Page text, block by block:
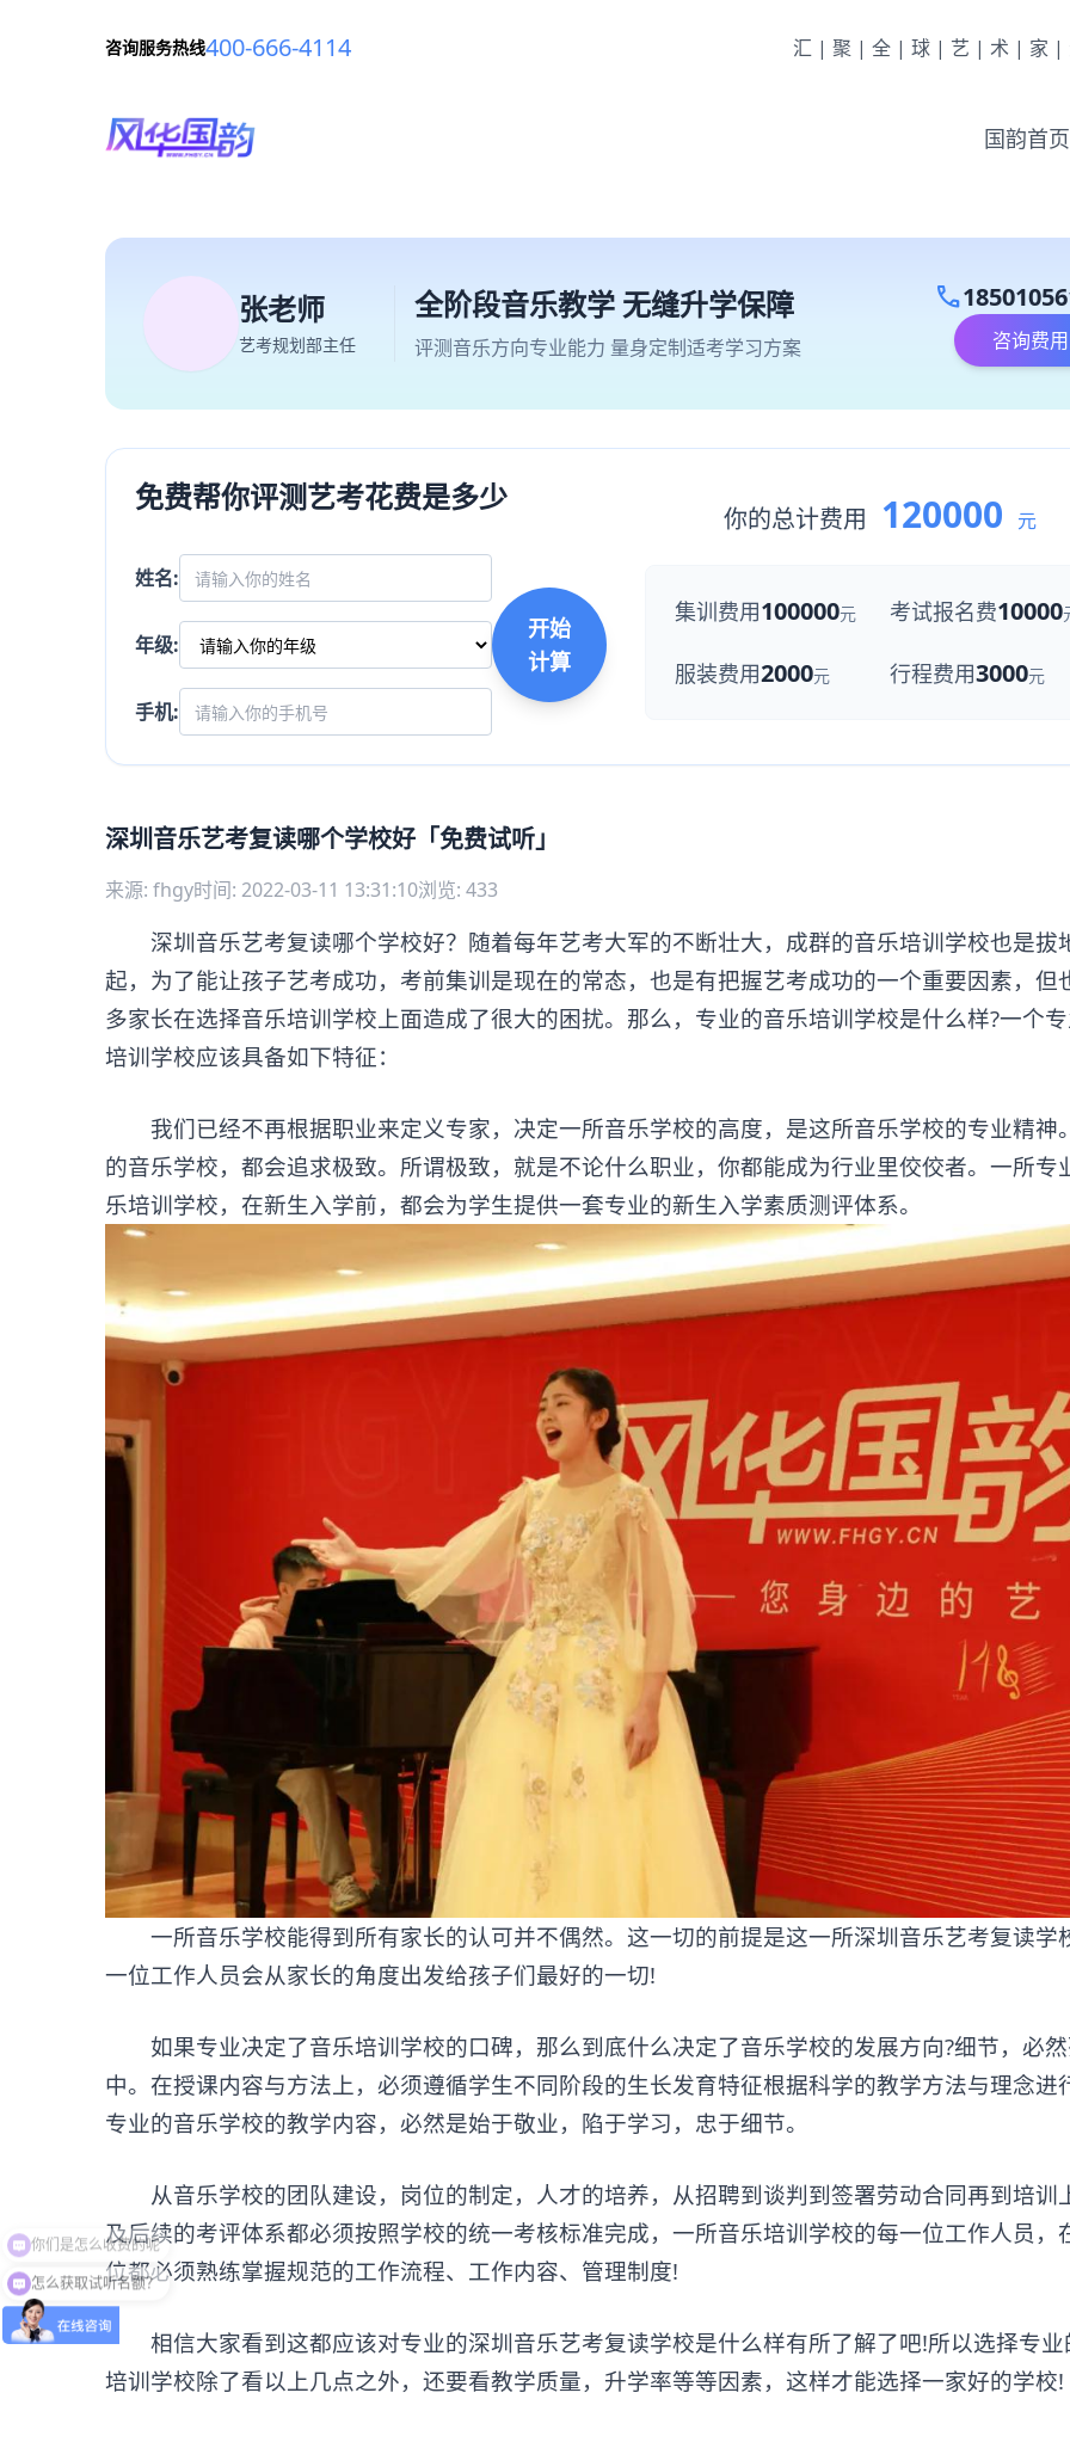
咨询服务热线400-666-4114 汇|聚|全|球|艺|术|家|
国韵首页
张老师
艺考规划部主任
全阶段音乐教学 无缝升学保障
评测音乐方向专业能力 量身定制适考学习方案
call
咨询费用
免费帮你评测艺考花费是多少
姓名:
年级:
手机:
开始
计算
你的总计费用 120000 元
集训费用100000元 考试报名费10000
服装费用2000元 行程费用3000元
深圳音乐艺考复读哪个学校好「免费试听」
来源: fhgy时间: 2022-03-11 13:31:10浏览: 433
深圳音乐艺考复读哪个学校好？随着每年艺考大军的不断壮大，成群的音乐培训学校也是拔
起，为了能让孩子艺考成功，考前集训是现在的常态，也是有把握艺考成功的一个重要因素，但
多家长在选择音乐培训学校上面造成了很大的困扰。那么，专业的音乐培训学校是什么样?一个
培训学校应该具备如下特征：
我们已经不再根据职业来定义专家，决定一所音乐学校的高度，是这所音乐学校的专业精神
的音乐学校，都会追求极致。所谓极致，就是不论什么职业，你都能成为行业里佼佼者。一所专
乐培训学校，在新生入学前，都会为学生提供一套专业的新生入学素质测评体系。
一所音乐学校能得到所有家长的认可并不偶然。这一切的前提是这一所深圳音乐艺考复读学
一位工作人员会从家长的角度出发给孩子们最好的一切!
如果专业决定了音乐培训学校的口碑，那么到底什么决定了音乐学校的发展方向?细节，必
中。在授课内容与方法上，必须遵循学生不同阶段的生长发育特征根据科学的教学方法与理念进
专业的音乐学校的教学内容，必然是始于敬业，陷于学习，忠于细节。
从音乐学校的团队建设，岗位的制定，人才的培养，从招聘到谈判到签署劳动合同再到培训
及后续的考评体系都必须按照学校的统一考核标准完成，一所音乐培训学校的每一位工作人员，
位都必须熟练掌握规范的工作流程、工作内容、管理制度!
相信大家看到这都应该对专业的深圳音乐艺考复读学校是什么样有所了解了吧!所以选择专业
培训学校除了看以上几点之外，还要看教学质量，升学率等等因素，这样才能选择一家好的学校!
怎么获取试听名额？